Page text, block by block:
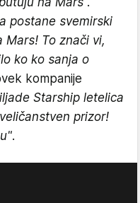
postane svemirski
To znači vi,
ko ko sanja o
kompanije
Starship letelica
prizor!
.